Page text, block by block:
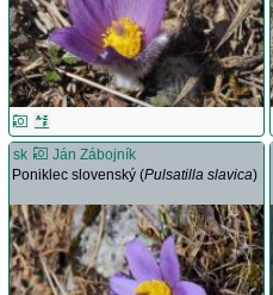
sk
Ján Zábojník
Poniklec slovenský (Pulsatilla slavica)